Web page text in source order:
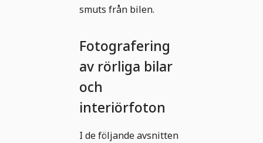
smuts från bilen.
Fotografering
av rörliga bilar
och
interiörfoton
I de följande avsnitten